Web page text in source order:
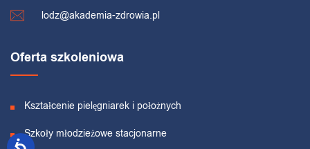
lodz@akademia-zdrowia.pl
Oferta szkoleniowa
Kształcenie pielęgniarek i położnych
Szkoły młodzieżowe stacjonarne